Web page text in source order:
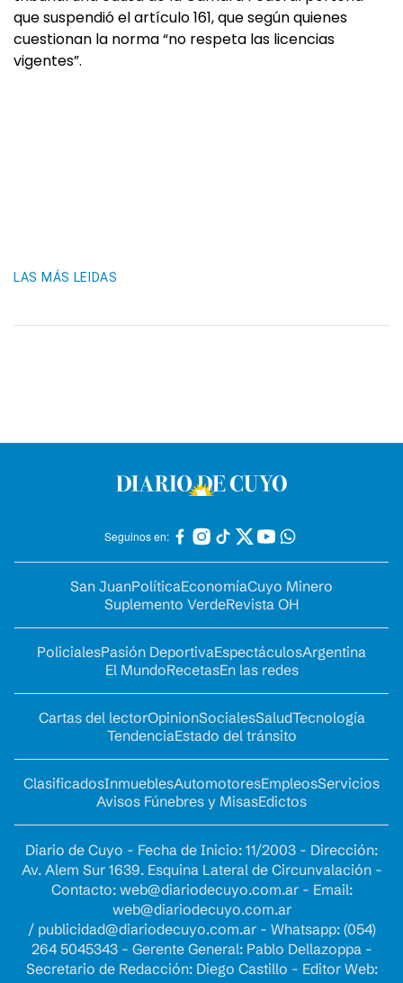
que suspendió el artículo 161, que según quienes
cuestionan la norma “no respeta las licencias
vigentes”.
LAS MÁS LEIDAS
Seguinos en:
San JuanPolíticaEconomíaCuyo Minero
Suplemento VerdeRevista OH
PolicialesPasión DeportivaEspectáculosArgentina
El MundoRecetasEn las redes
Cartas del lectorOpinionSocialesSaludTecnología
TendenciaEstado del tránsito
ClasificadosInmueblesAutomotoresEmpleosServicios
Avisos Fúnebres y MisasEdictos
Diario de Cuyo - Fecha de Inicio: 11/2003 - Dirección:
Av. Alem Sur 1639. Esquina Lateral de Circunvalación -
Contacto: web@diariodecuyo.com.ar- Email:
web@diariodecuyo.com.ar
/ publicidad@diariodecuyo.com.ar- Whatsapp: (054)
264 5045343 - Gerente General: Pablo Dellazoppa -
Secretario de Redacción: Diego Castillo - Editor Web: